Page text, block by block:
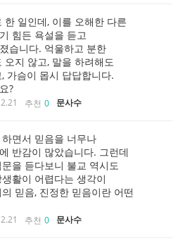
한 일인데, 이를 오해한 다른
힘든 욕설을 듣고
습니다. 억울하고 분한
오지 않고, 말을 하려해도
가슴이 몹시 답답합니다.
?
추천 0 문사수
면서 믿음을 너무나
반감이 많았습니다. 그런데
을 듣다보니 불교 역시도
활이 어렵다는 생각이
믿음, 진정한 믿음이란 어떤
추천 0 문사수